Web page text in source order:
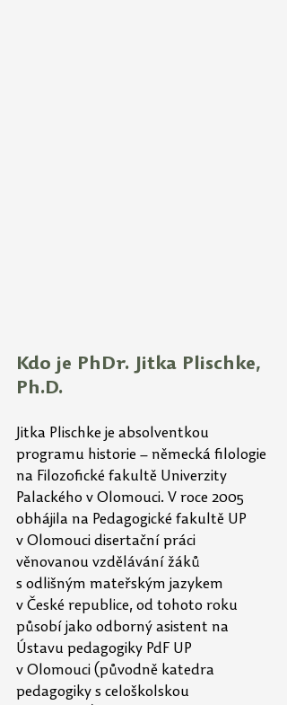
Kdo je PhDr. Jitka Plischke,
Ph.D.
Jitka Plischke je absolventkou
programu historie – německá filologie
na Filozofické fakultě Univerzity
Palackého v Olomouci. V roce 2005
obhájila na Pedagogické fakultě UP
v Olomouci disertační práci
věnovanou vzdělávání žáků
s odlišným mateřským jazykem
v České republice, od tohoto roku
působí jako odborný asistent na
Ústavu pedagogiky PdF UP
v Olomouci (původně katedra
pedagogiky s celoškolskou